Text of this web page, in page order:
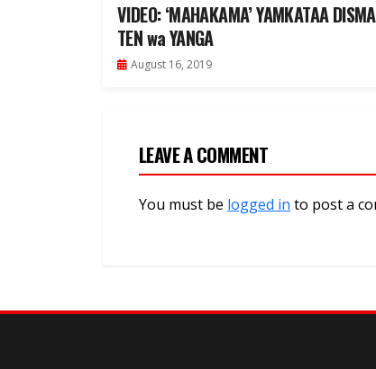
VIDEO: ‘MAHAKAMA’ YAMKATAA
TEN wa YANGA
August 16, 2019
LEAVE A COMMENT
You must be logged in to post a